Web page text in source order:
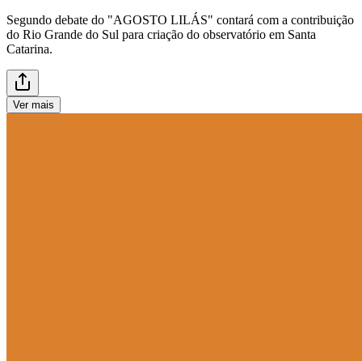
Segundo debate do "AGOSTO LILÁS" contará com a contribuição
do Rio Grande do Sul para criação do observatório em Santa
Catarina.
Ver mais